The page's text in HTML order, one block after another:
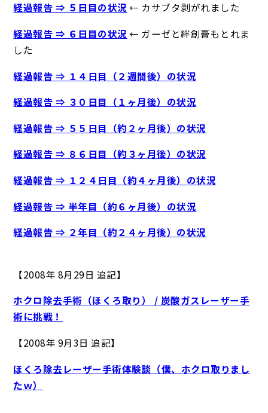
経過報告 ⇒ ５日目の状況 ← カサブタ剥がれました
経過報告 ⇒ ６日目の状況 ← ガーゼと絆創膏もとれま
した
経過報告 ⇒ １４日目（２週間後）の状況
経過報告 ⇒ ３０日目（１ヶ月後）の状況
経過報告 ⇒ ５５日目（約２ヶ月後）の状況
経過報告 ⇒ ８６日目（約３ヶ月後）の状況
経過報告 ⇒ １２４日目（約４ヶ月後）の状況
経過報告 ⇒ 半年目（約６ヶ月後）の状況
経過報告 ⇒ ２年目（約２４ヶ月後）の状況
【2008年 8月29日 追記】
ホクロ除去手術（ほくろ取り） / 炭酸ガスレーザー手
術に挑戦！
【2008年 9月3日 追記】
ほくろ除去レーザー手術体験談（僕、ホクロ取りまし
たｗ）